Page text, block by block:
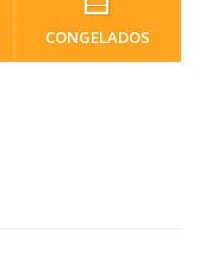
CONGELADOS